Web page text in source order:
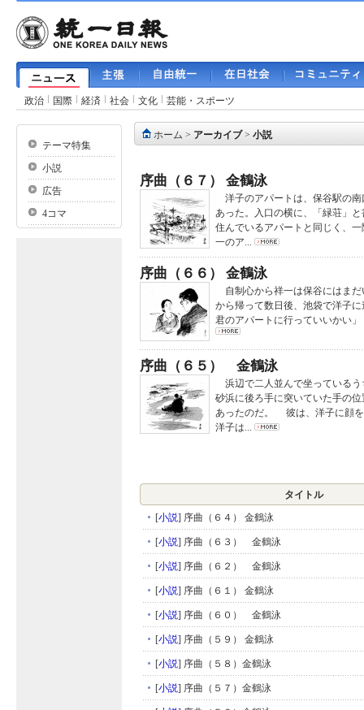
政治 国際 経済 社会 文化 芸能・スポーツ
テーマ特集
小説
広告
4コマ
ホーム > アーカイブ> 小説
序曲（６７） 金鶴泳
洋子のアパートは、保谷駅の
あった。入口の横に、「緑荘」
住んでいるアパートと同じく、
一のア...
序曲（６６） 金鶴泳
自制心から祥一は保谷にはま
から帰って数日後、池袋で洋子
君のアパートに行っていいか
序曲（６５） 金鶴泳
浜辺で二人並んで坐っている
砂浜に後ろ手に突いていた手の
あったのだ。 彼は、洋子に顔を
洋子は...
タイトル
[小説] 序曲（６４） 金鶴泳
[小説] 序曲（６３） 金鶴泳
[小説] 序曲（６２） 金鶴泳
[小説] 序曲（６１） 金鶴泳
[小説] 序曲（６０） 金鶴泳
[小説] 序曲（５９） 金鶴泳
[小説] 序曲（５８）金鶴泳
[小説] 序曲（５７）金鶴泳